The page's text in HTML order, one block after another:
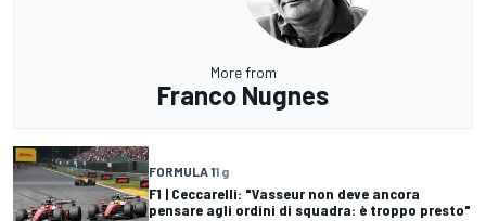
More from
Franco Nugnes
FORMULA 11 g
F1 | Ceccarelli: "Vasseur non deve ancora
pensare agli ordini di squadra: è troppo presto"